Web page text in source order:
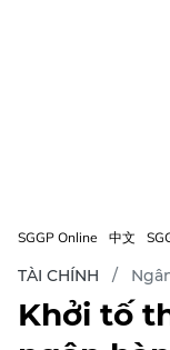
SGGP Online 中文
TÀI CHÍNH
Khởi tố